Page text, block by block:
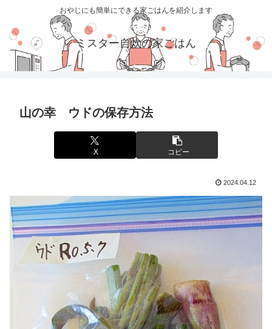
おやじにも簡単にできる家ごはんを紹介します
ミスター自炊の家ごはん
山の幸 ウドの保存方法
X コピー
2024.04.12